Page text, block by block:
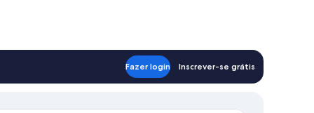
Fazer login Inscrever-se grátis